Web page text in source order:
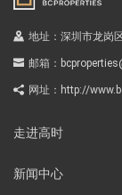
地址：深圳市龙岗
邮箱：
网址： http://
走进高时
新闻中心